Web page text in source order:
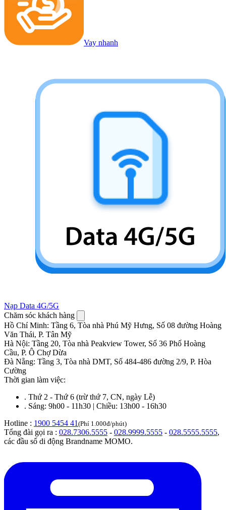
Vay nhanh
Nạp Data 4G/5G
Chăm sóc khách hàng
Hồ Chí Minh: Tầng 6, Tòa nhà Phú Mỹ Hưng, Số 08 đường Hoàng
Văn Thái, P. Tân Mỹ
Hà Nội: Tầng 20, Tòa nhà Peakview Tower, Số 36 Phố Hoàng
Cầu, P. Ô Chợ Dừa
Đà Nẵng: Tầng 3, Tòa nhà DMT, Số 484-486 đường 2/9, P. Hòa
Cường
Thời gian làm việc:
. Thứ 2 - Thứ 6 (trừ thứ 7, CN, ngày Lễ)
. Sáng: 9h00 - 11h30 | Chiều: 13h00 - 16h30
Hotline : 1900 5454 41 (Phí 1.000đ/phút)
Tổng đài gọi ra : 028.7306.5555 - 028.9999.5555 - 028.5555.5555,
các đầu số di động Brandname MOMO.